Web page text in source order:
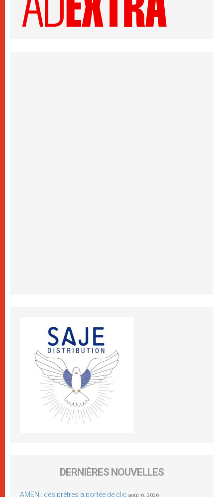
DERNIÈRES NOUVELLES
AMEN : des prêtres à portée de clic août 6, 2026